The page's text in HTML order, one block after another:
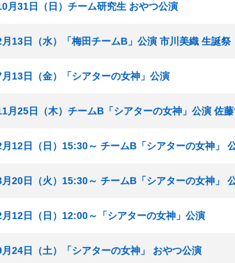
月31日（日）チーム研究生 おやつ公演
13日（水）「梅田チームB」公演 市川美織 生誕祭
13日（金）「シアターの女神」公演
月25日（木）チームB「シアターの女神」公演 佐
12日（日）15:30～ チームB「シアターの女神」
20日（火）15:30～ チームB「シアターの女神」
12日（日）12:00～「シアターの女神」公演
24日（土）「シアターの女神」 おやつ公演